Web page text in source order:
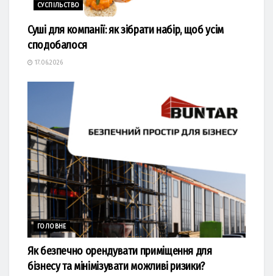
СУСПІЛЬСТВО
Суші для компанії: як зібрати набір, щоб усім
сподобалося
17.06.2026
ГОЛОВНЕ
Як безпечно орендувати приміщення для
бізнесу та мінімізувати можливі ризики?